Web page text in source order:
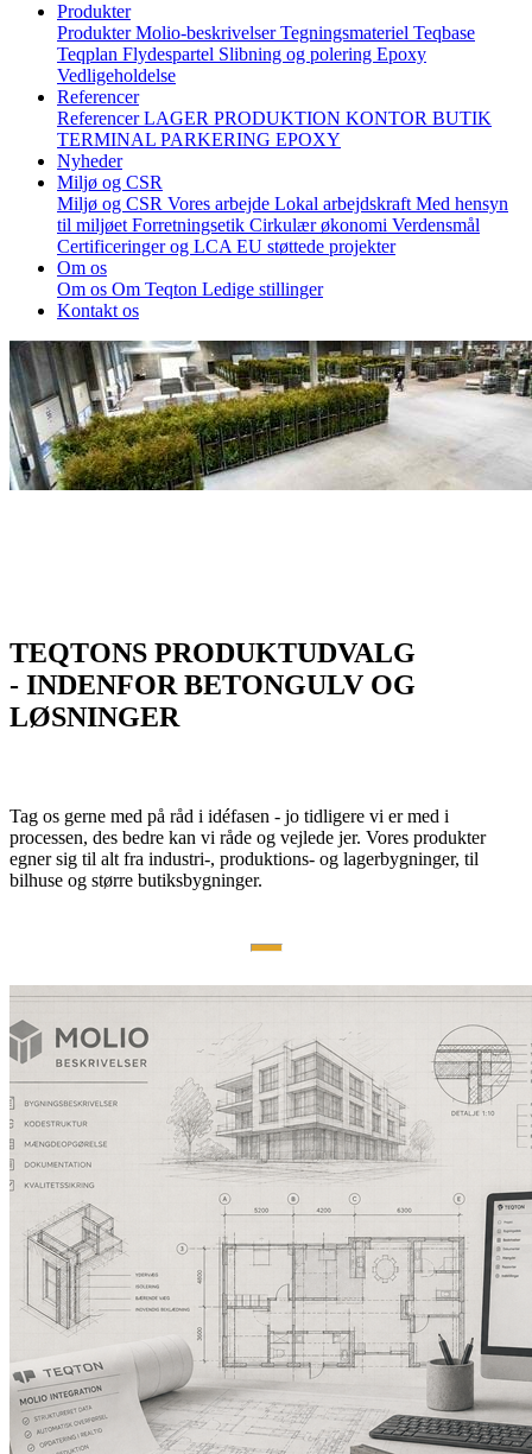
Produkter
ProdukterMolio-beskrivelserTegningsmateriel Teqbase
Teqplan Flydespartel Slibning og polering Epoxy
Vedligeholdelse
Referencer
ReferencerLAGER PRODUKTION KONTOR BUTIK
TERMINAL PARKERING EPOXY
Nyheder
Miljø og CSR
Miljø og CSR Vores arbejde Lokal arbejdskraft Med hensyn
til miljøet Forretningsetik Cirkulær økonomi Verdensmål
Certificeringer og LCA EU støttede projekter
Om os
Om os Om Teqton Ledige stillinger
Kontakt os
TEQTONS PRODUKTUDVALG
- INDENFOR BETONGULV OG
LØSNINGER
Tag os gerne med på råd i idéfasen - jo tidligere vi er med i
processen, des bedre kan vi råde og vejlede jer. Vores produkter
egner sig til alt fra industri-, produktions- og lagerbygninger, til
bilhuse og større butiksbygninger.